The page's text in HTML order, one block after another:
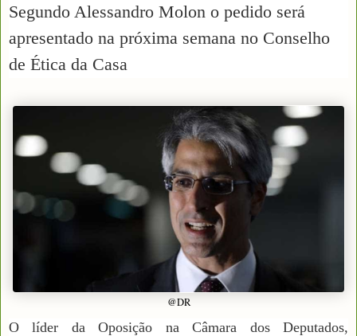
Segundo Alessandro Molon o pedido será
apresentado na próxima semana no Conselho
de Ética da Casa
@DR
O líder da Oposição na Câmara dos Deputados,